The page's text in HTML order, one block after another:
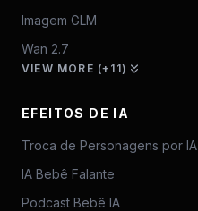
Imagem GLM
Wan 2.7
VIEW MORE (+11)
EFEITOS DE IA
Troca de Personagens por IA
IA Bebê Falante
Podcast Bebê IA